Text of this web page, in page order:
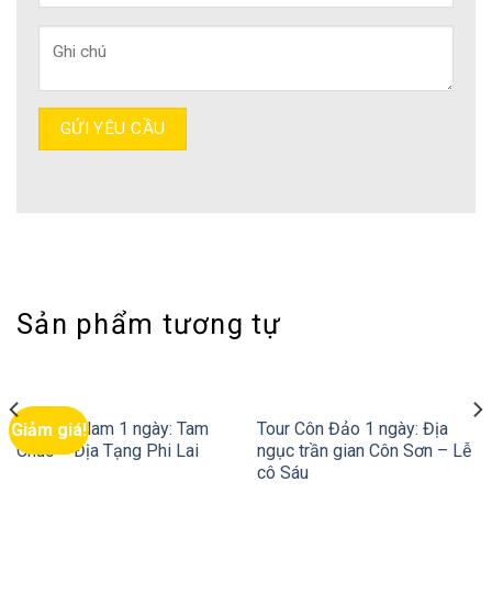
Sản phẩm tương tự
Giảm giá!
Tour Hà Nam 1 ngày: Tam
Chúc – Địa Tạng Phi Lai
Tour Côn Đảo 1 ngày: Địa
ngục trần gian Côn Sơn – Lễ
cô Sáu